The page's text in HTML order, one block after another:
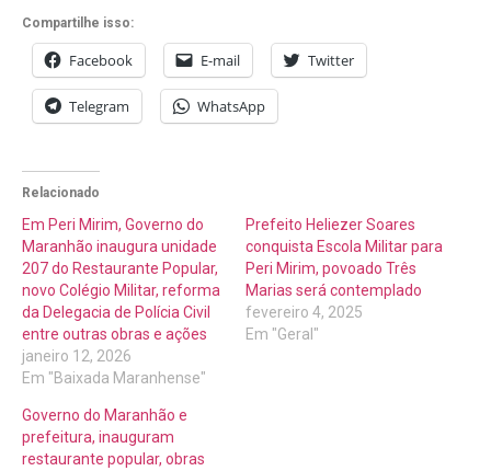
Compartilhe isso:
Facebook E-mail Twitter
Telegram WhatsApp
Relacionado
Em Peri Mirim, Governo do
Maranhão inaugura unidade
207 do Restaurante Popular,
novo Colégio Militar, reforma
da Delegacia de Polícia Civil
entre outras obras e ações
janeiro 12, 2026
Em "Baixada Maranhense"
Prefeito Heliezer Soares
conquista Escola Militar para
Peri Mirim, povoado Três
Marias será contemplado
fevereiro 4, 2025
Em "Geral"
Governo do Maranhão e
prefeitura, inauguram
restaurante popular, obras